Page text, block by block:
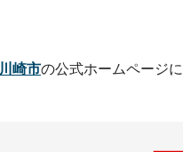
川崎市の公式ホームページに